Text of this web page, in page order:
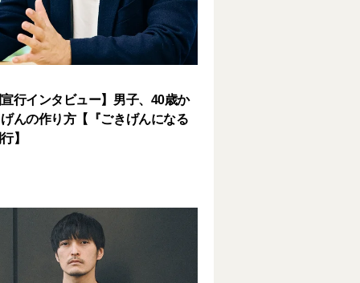
行インタビュー】男子、40歳か
んの作り方【『ごきげんになる
】